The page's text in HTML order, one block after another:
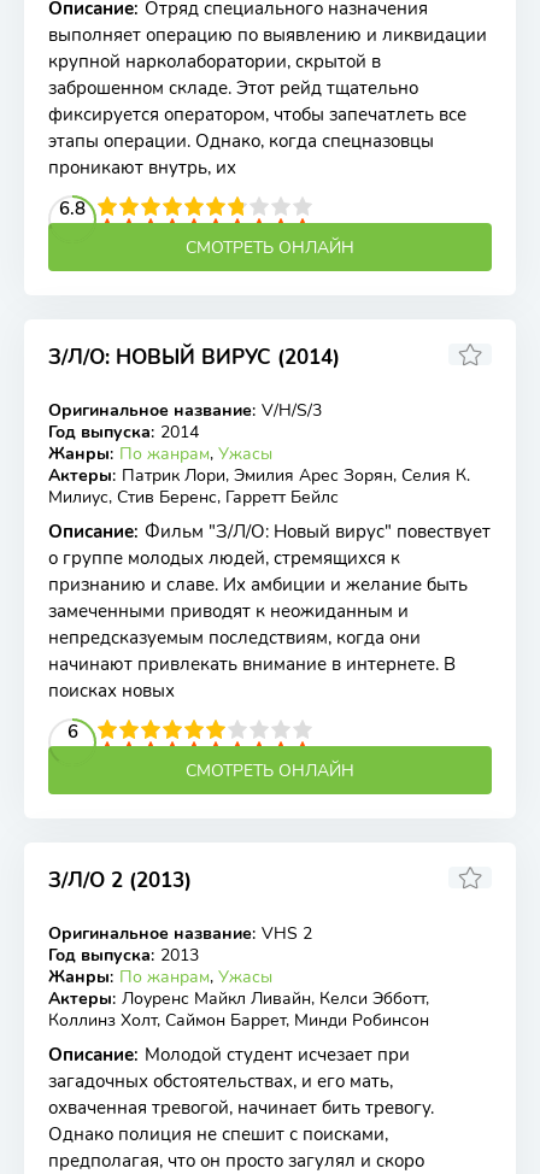
Описание: Отряд специального назначения
выполняет операцию по выявлению и ликвидации
крупной нарколаборатории, скрытой в
заброшенном складе. Этот рейд тщательно
фиксируется оператором, чтобы запечатлеть все
этапы операции. Однако, когда спецназовцы
проникают внутрь, их
6.8
4 5 6 7 8 9 10
СМОТРЕТЬ ОНЛАЙН
З/Л/О: НОВЫЙ ВИРУС (2014)
BDRip
4.20 4.2
Оригинальное название: V/H/S/3
Год выпуска: 2014
Жанры: По жанрам, Ужасы
Актеры: Патрик Лори, Эмилия Арес Зорян, Селия К.
Милиус, Стив Беренс, Гарретт Бейлс
Описание: Фильм "З/Л/О: Новый вирус" повествует
о группе молодых людей, стремящихся к
признанию и славе. Их амбиции и желание быть
замеченными приводят к неожиданным и
непредсказуемым последствиям, когда они
начинают привлекать внимание в интернете. В
поисках новых
6
4 5 6 7 8 9 10
СМОТРЕТЬ ОНЛАЙН
З/Л/О 2 (2013)
WEB-DLRip
Оригинальное название: VHS 2
Год выпуска: 2013
Жанры: По жанрам, Ужасы
Актеры: Лоуренс Майкл Ливайн, Келси Эбботт,
Коллинз Холт, Саймон Баррет, Минди Робинсон
Описание: Молодой студент исчезает при
загадочных обстоятельствах, и его мать,
охваченная тревогой, начинает бить тревогу.
Однако полиция не спешит с поисками,
предполагая, что он просто загулял и скоро